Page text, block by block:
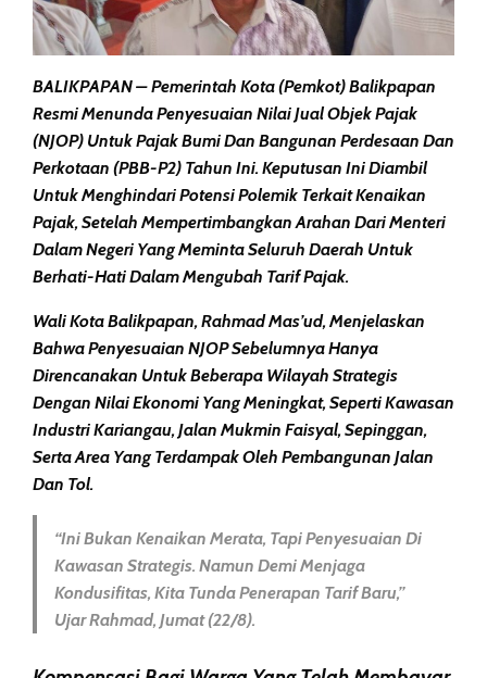
BALIKPAPAN–Pemerintah Kota (Pemkot)Balikpapan
Resmi MenundaPenyesuaian Nilai Jual Objek Pajak
(NJOP) UntukPajak Bumi Dan Bangunan Perdesaan Dan
Perkotaan (PBB-P2) Tahun Ini. Keputusan Ini Diambil
Untuk Menghindari Potensi Polemik TerkaitKenaikan
Pajak, Setelah Mempertimbangkan Arahan DariMenteri
Dalam Negeri Yang Meminta Seluruh Daerah Untuk
Berhati-Hati Dalam Mengubah Tarif Pajak.
Wali Kota Balikpapan,Rahmad Mas’ud, Menjelaskan
BahwaPenyesuaian NJOPSebelumnya Hanya
Direncanakan Untuk Beberapa Wilayah Strategis
Dengan Nilai Ekonomi Yang Meningkat, Seperti Kawasan
IndustriKariangau,Jalan Mukmin Faisyal,Sepinggan,
Serta Area Yang Terdampak Oleh Pembangunan Jalan
Dan Tol.
“Ini Bukan Kenaikan Merata, Tapi Penyesuaian Di
Kawasan Strategis. Namun Demi Menjaga
Kondusifitas, Kita Tunda Penerapan Tarif Baru,”
Ujar Rahmad, Jumat (22/8).